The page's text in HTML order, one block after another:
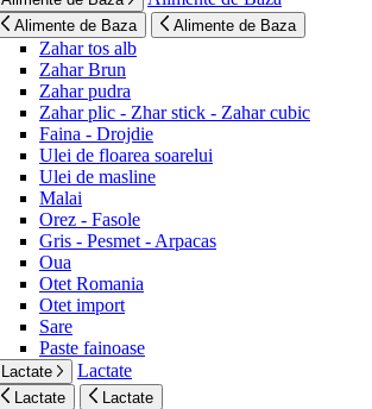
Alimente de Baza Alimente de Baza
Zahar tos alb
Zahar Brun
Zahar pudra
Zahar plic - Zhar stick - Zahar cubic
Faina - Drojdie
Ulei de floarea soarelui
Ulei de masline
Malai
Orez - Fasole
Gris - Pesmet - Arpacas
Oua
Otet Romania
Otet import
Sare
Paste fainoase
Lactate Lactate
Lactate Lactate